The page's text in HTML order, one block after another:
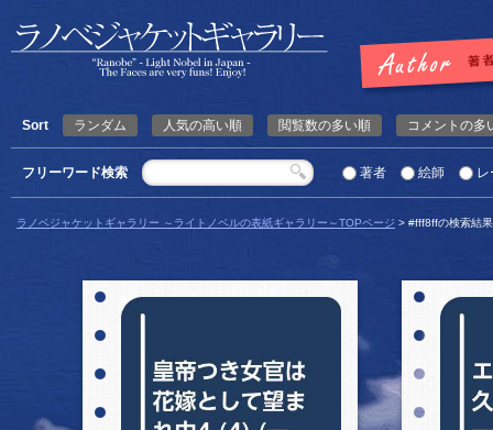
Sort ランダム 人気の高い順 閲覧数の多い順 コメントの多
フリーワード検索 著者 絵師 レ
ラノベジャケットギャラリー ～ライトノベルの表紙ギャラリー～TOPページ > #fff8ffの検索結果